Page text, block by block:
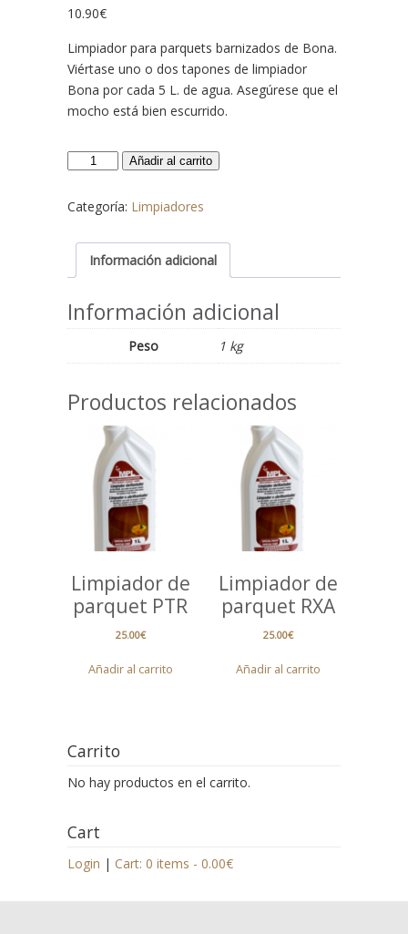
10.90€
Limpiador para parquets barnizados de Bona.
Viértase uno o dos tapones de limpiador
Bona por cada 5 L. de agua. Asegúrese que el
mocho está bien escurrido.
Limpiador
cantidad
Añadir al carrito
Categoría: Limpiadores
Información adicional
Información adicional
Peso 1 kg
Productos relacionados
Limpiador de
parquet PTR
25.00€
Añadir al carrito
Limpiador de
parquet RXA
25.00€
Añadir al carrito
Carrito
No hay productos en el carrito.
Cart
Login | Cart: 0 items - 0.00€